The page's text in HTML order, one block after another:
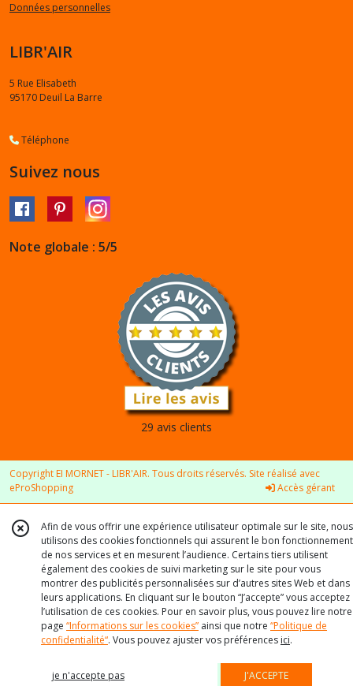
Données personnelles
LIBR'AIR
5 Rue Elisabeth
95170 Deuil La Barre
Téléphone
Suivez nous
Note globale : 5/5
29 avis clients
Copyright EI MORNET - LIBR'AIR. Tous droits réservés. Site réalisé avec
eProShopping
Accès gérant
Afin de vous offrir une expérience utilisateur optimale sur le site, nous
utilisons des cookies fonctionnels qui assurent le bon fonctionnement
de nos services et en mesurent l’audience. Certains tiers utilisent
également des cookies de suivi marketing sur le site pour vous
montrer des publicités personnalisées sur d’autres sites Web et dans
leurs applications. En cliquant sur le bouton “J’accepte” vous acceptez
l’utilisation de ces cookies. Pour en savoir plus, vous pouvez lire notre
page “Informations sur les cookies” ainsi que notre “Politique de
confidentialité“. Vous pouvez ajuster vos préférences ici.
je n'accepte pas J'ACCEPTE